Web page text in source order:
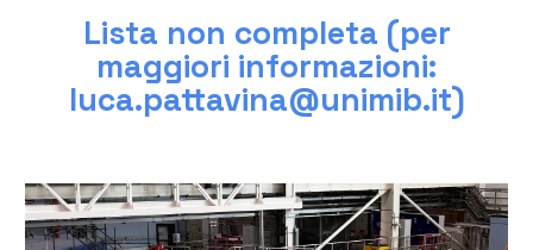
Lista non completa (per
maggiori informazioni:
luca.pattavina@unimib.it)